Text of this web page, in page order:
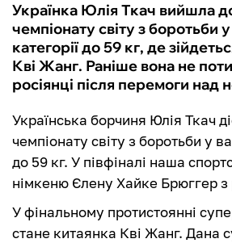
Українка Юлія Ткач вийшла
чемпіонату світу з боротьби у
категорії до 59 кг, де
Кві Жанг. Раніше вона не
росіянці після перемоги над
Українська борчиня Юлія Ткач
чемпіонату світу з боротьби у
до 59 кг. У півфіналі наша
німкеню Єлену Хайке Брюггер
У фінальному протистоянні
стане китаянка Кві Жанг. Дана